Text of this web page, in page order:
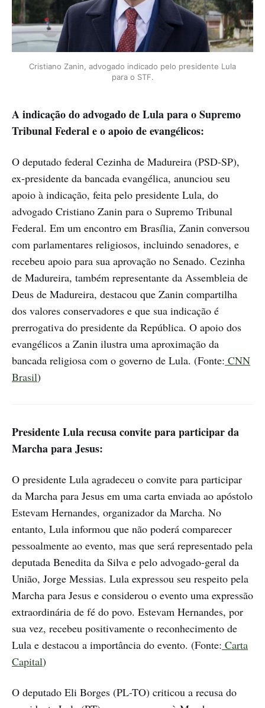
Cristiano Zanin, advogado indicado pelo presidente Lula
para o STF.
A indicação do advogado de Lula para o Supremo
Tribunal Federal e o apoio de evangélicos:
O deputado federal Cezinha de Madureira (PSD-SP),
ex-presidente da bancada evangélica, anunciou seu
apoio à indicação, feita pelo presidente Lula, do
advogado Cristiano Zanin para o Supremo Tribunal
Federal. Em um encontro em Brasília, Zanin conversou
com parlamentares religiosos, incluindo senadores, e
recebeu apoio para sua aprovação no Senado. Cezinha
de Madureira, também representante da Assembleia de
Deus de Madureira, destacou que Zanin compartilha
dos valores conservadores e que sua indicação é
prerrogativa do presidente da República. O apoio dos
evangélicos a Zanin ilustra uma aproximação da
bancada religiosa com o governo de Lula. (Fonte: CNN
Brasil)
Presidente Lula recusa convite para participar da
Marcha para Jesus:
O presidente Lula agradeceu o convite para participar
da Marcha para Jesus em uma carta enviada ao apóstolo
Estevam Hernandes, organizador da Marcha. No
entanto, Lula informou que não poderá comparecer
pessoalmente ao evento, mas que será representado pela
deputada Benedita da Silva e pelo advogado-geral da
União, Jorge Messias. Lula expressou seu respeito pela
Marcha para Jesus e considerou o evento uma expressão
extraordinária de fé do povo. Estevam Hernandes, por
sua vez, recebeu positivamente o reconhecimento de
Lula e destacou a importância do evento. (Fonte: Carta
Capital)
O deputado Eli Borges (PL-TO) criticou a recusa do